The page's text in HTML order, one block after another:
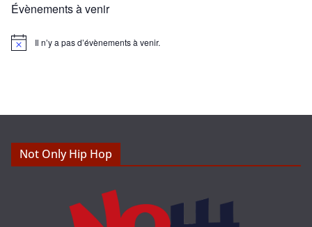
Évènements à venir
N
Il n’y a pas d’évènements à venir.
Not Only Hip Hop